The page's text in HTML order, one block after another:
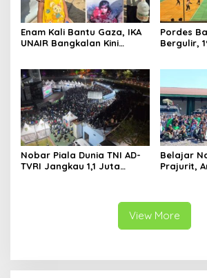
Enam Kali Bantu Gaza, IKA
UNAIR Bangkalan Kini
Pordes
Bergulir,
Nobar Piala Dunia TNI AD-
TVRI Jangkau 1,1 Juta
Belajar
Prajurit,
View More